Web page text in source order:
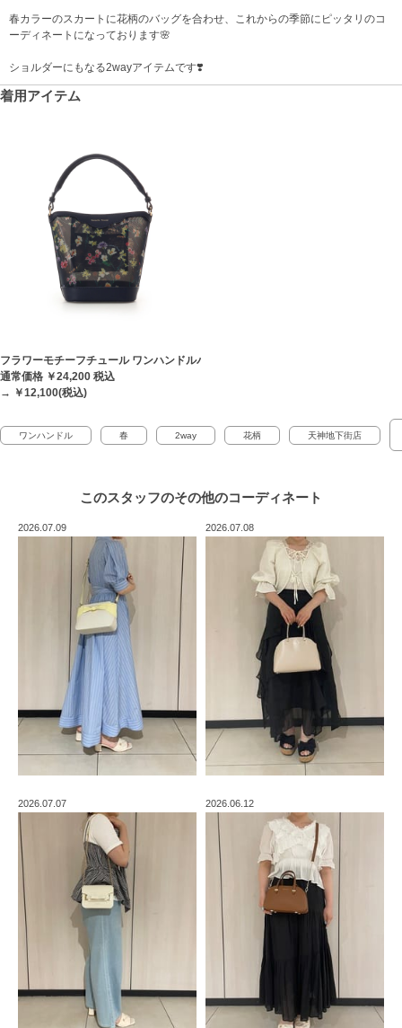
春カラーのスカートに花柄のバッグを合わせ、これからの季節にピッタリのコ
ーディネートになっております🌸
ショルダーにもなる2wayアイテムです❣️
着用アイテム
フラワーモチーフチュール ワンハンドルバッグ
通常価格 ￥24,200 税込
→ ￥12,100(税込)
ワンハンドル 春 2way 花柄 天神地下街店
このスタッフのその他のコーディネート
2026.07.09 2026.07.08
2026.07.07 2026.06.12